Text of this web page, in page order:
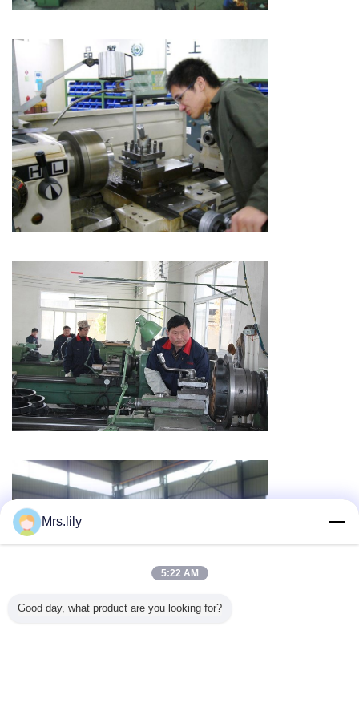
Mrs.lily
5:22 AM
Good day, what product are you looking for?